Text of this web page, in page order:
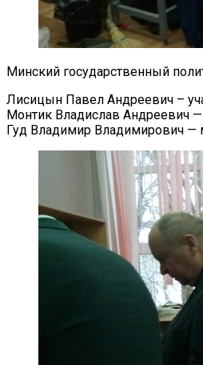
Минский государственный
Лисицын Павел Андреевич –
Монтик Владислав Андреевич
Гуд Владимир Владимирович —